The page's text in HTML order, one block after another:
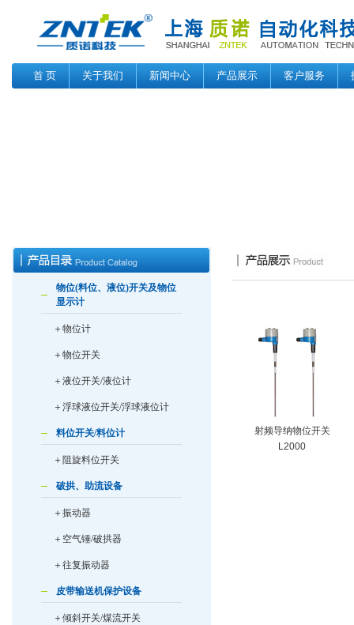
首 页 关于我们 新闻中心 产品展示 客户服务
物位(料位、液位)开关及物位
显示计
＋物位计
＋物位开关
＋液位开关/液位计
＋浮球液位开关/浮球液位计
料位开关/料位计
＋阻旋料位开关
破拱、助流设备
＋振动器
＋空气锤/破拱器
＋往复振动器
皮带输送机保护设备
＋倾斜开关/煤流开关
射频导纳物位开关
L2000